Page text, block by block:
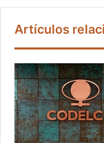
Artículos